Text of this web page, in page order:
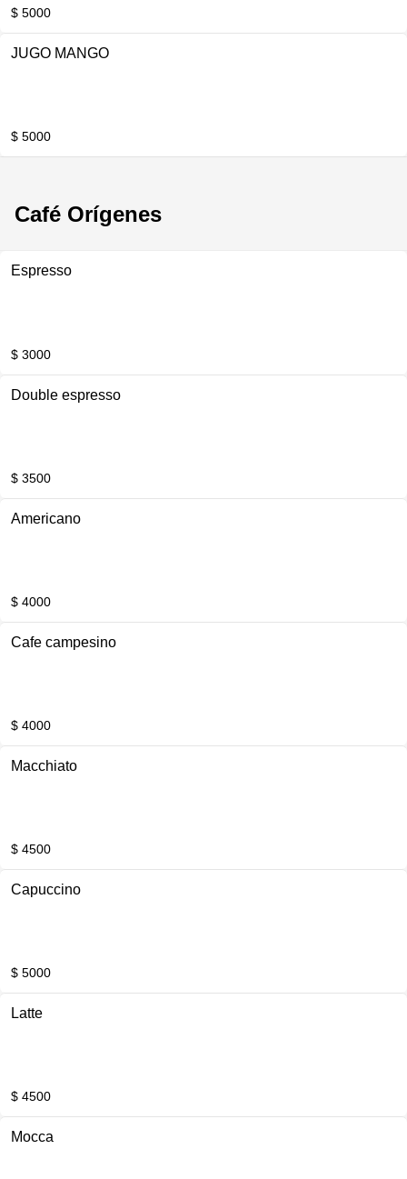
$ 5000
JUGO MANGO
$ 5000
Café Orígenes
Espresso
$ 3000
Double espresso
$ 3500
Americano
$ 4000
Cafe campesino
$ 4000
Macchiato
$ 4500
Capuccino
$ 5000
Latte
$ 4500
Mocca